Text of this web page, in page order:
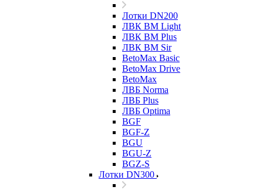
Лотки DN200
ЛВК ВМ Light
ЛВК ВМ Plus
ЛВК ВМ Sir
BetoMax Basic
BetoMax Drive
BetoMax
ЛВБ Norma
ЛВБ Plus
ЛВБ Optima
BGF
BGF-Z
BGU
BGU-Z
BGZ-S
Лотки DN300